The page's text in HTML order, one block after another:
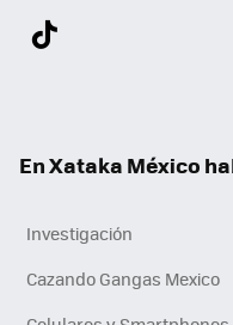
En Xataka México
Investigación
Cazando Gangas Mexico